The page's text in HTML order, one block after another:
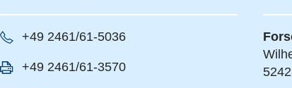
+49 2461/61-5036
+49 2461/61-3570